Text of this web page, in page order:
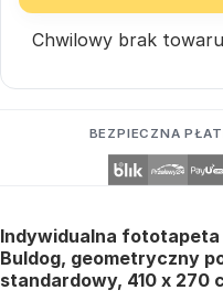
Chwilowy brak
BEZPIECZNA
Indywidualna fototapeta
Buldog, geometryczny
standardowy, 410 x 270